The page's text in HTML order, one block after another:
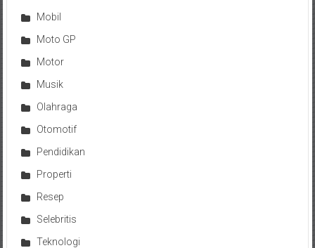
Mobil
Moto GP
Motor
Musik
Olahraga
Otomotif
Pendidikan
Properti
Resep
Selebritis
Teknologi